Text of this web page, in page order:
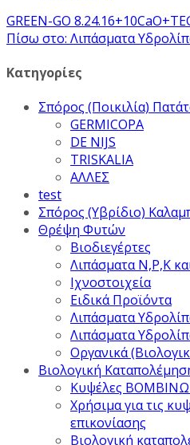
GREEN-GO 8.24.16+10CaO+TE
Πίσω στο: Λιπάσματα
Κατηγορίες
Σπόρος (Ποικιλία)
GERMICOPA
DE NIJS
TRISKALIA
ΑΛΛΕΣ
test
Σπόρος (Υβρίδιο)
Θρέψη Φυτών
Βιοδιεγέρτες
Λιπάσματα Ν,Ρ,Κ
Ιχνοστοιχεία
Ειδικά Προϊόντα
Λιπάσματα
Λιπάσματα
Οργανικά
Βιολογική
Κυψέλες
Χρήσιμα για τις
επικονίασης
Βιολογική